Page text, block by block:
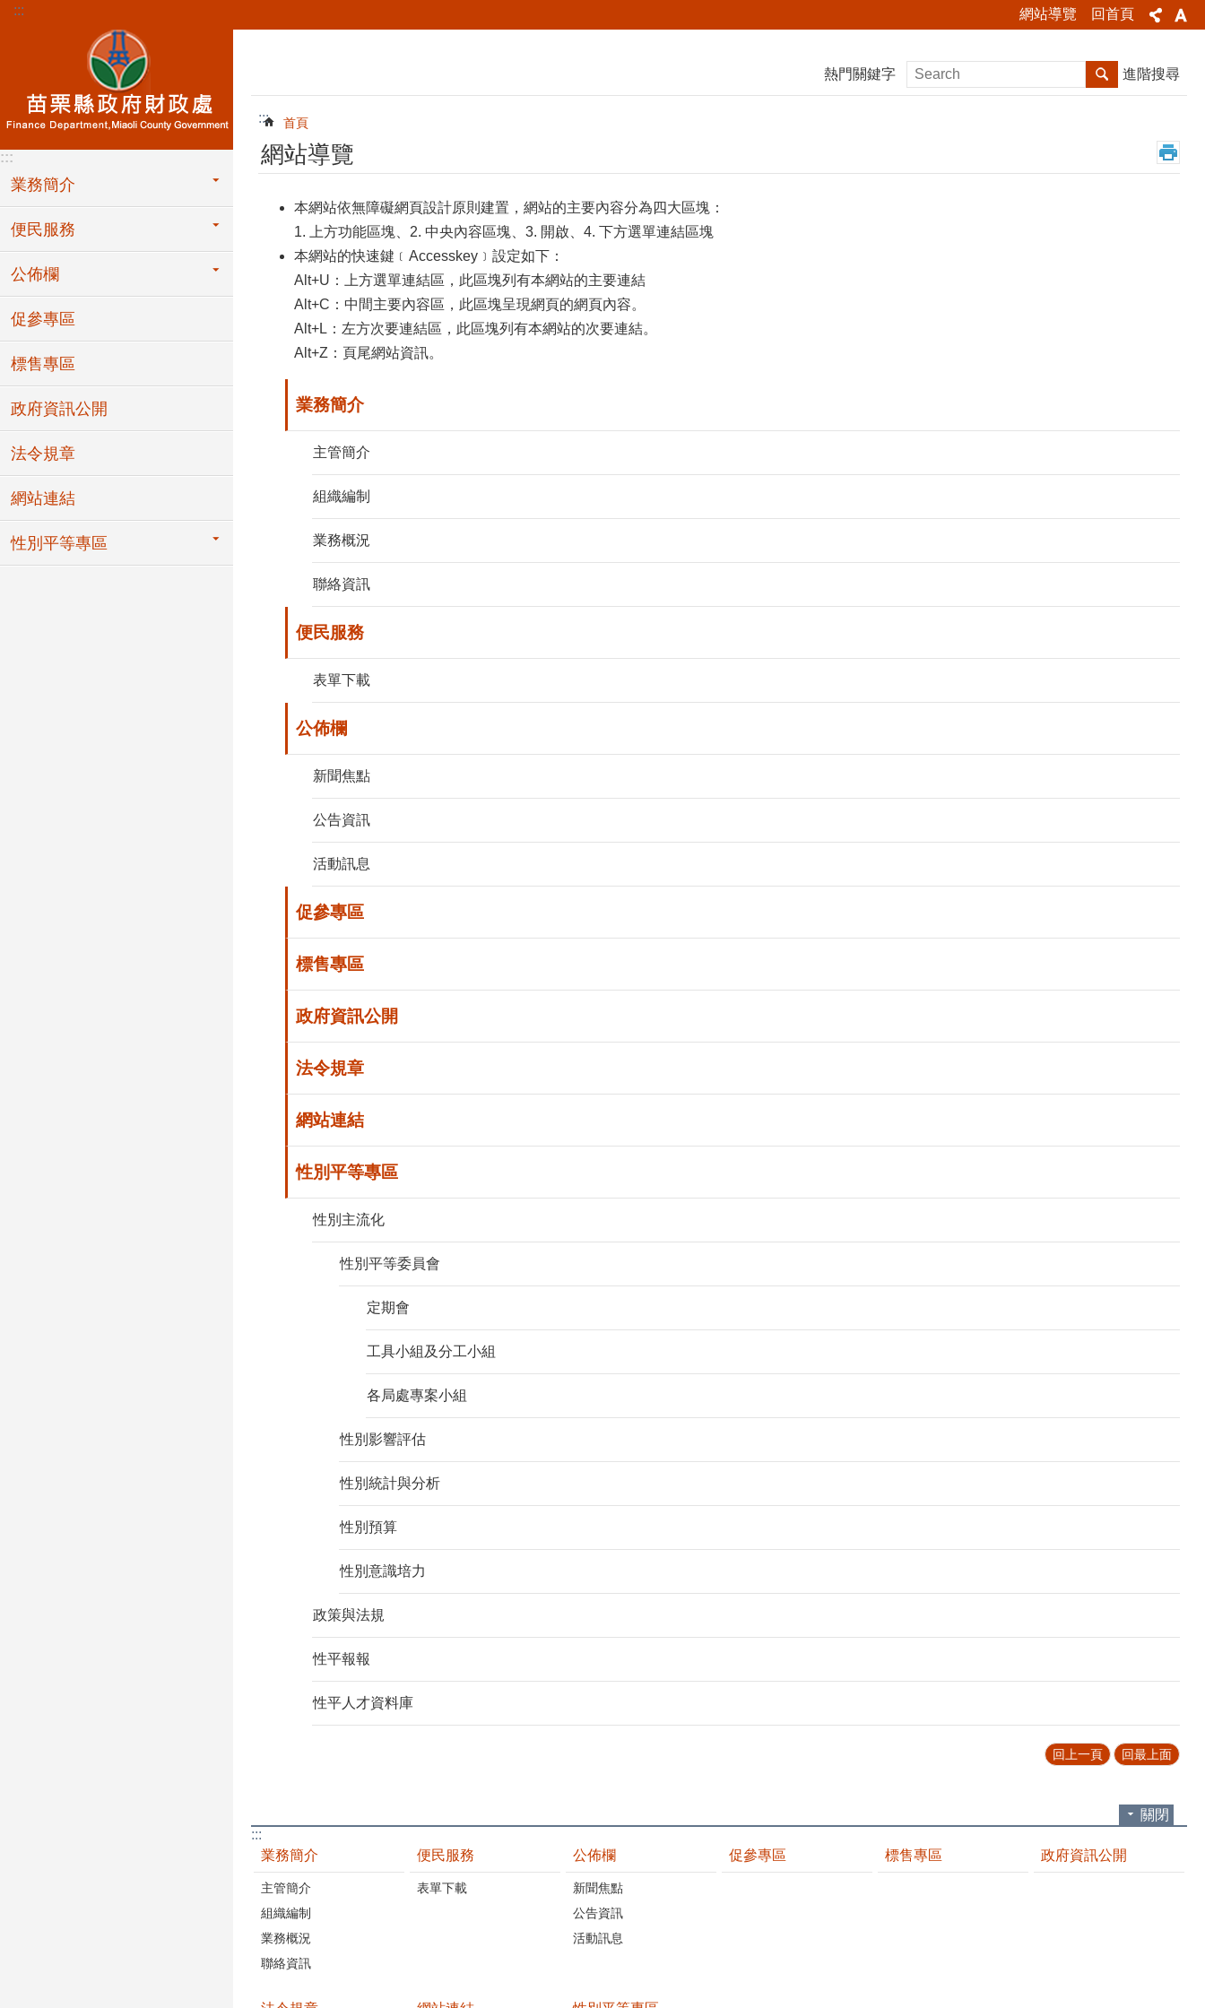
跳到主要內容區塊
::: 網站導覽 回首頁
:::
業務簡介
便民服務
公佈欄
促參專區
標售專區
政府資訊公開
法令規章
網站連結
性別平等專區
熱門關鍵字 進階搜尋
::: 首頁
網站導覽
本網站依無障礙網頁設計原則建置，網站的主要內容分為四大區塊：
1. 上方功能區塊、2. 中央內容區塊、3. 開啟、4. 下方選單連結區塊
本網站的快速鍵﹝Accesskey﹞設定如下：
Alt+U：上方選單連結區，此區塊列有本網站的主要連結
Alt+C：中間主要內容區，此區塊呈現網頁的網頁內容。
Alt+L：左方次要連結區，此區塊列有本網站的次要連結。
Alt+Z：頁尾網站資訊。
業務簡介
主管簡介
組織編制
業務概況
聯絡資訊
便民服務
表單下載
公佈欄
新聞焦點
公告資訊
活動訊息
促參專區
標售專區
政府資訊公開
法令規章
網站連結
性別平等專區
性別主流化
性別平等委員會
定期會
工具小組及分工小組
各局處專案小組
性別影響評估
性別統計與分析
性別預算
性別意識培力
政策與法規
性平報報
性平人才資料庫
回上一頁 回最上面
關閉
:::
業務簡介
主管簡介
組織編制
業務概況
聯絡資訊
便民服務
表單下載
公佈欄
新聞焦點
公告資訊
活動訊息
促參專區 標售專區 政府資訊公開